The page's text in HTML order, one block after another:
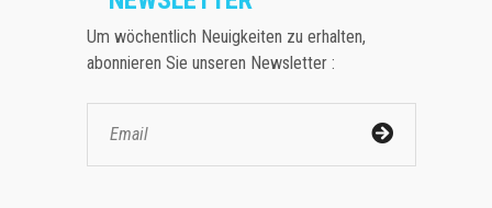
Um wöchentlich Neuigkeiten zu erhalten,
abonnieren Sie unseren Newsletter :